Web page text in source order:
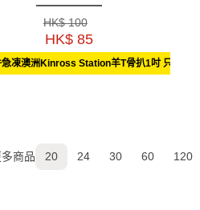
HK$ 100
HK$ 85
凍澳洲Kinross Station羊T骨扒1吋 只售$150
商品 20 24 30 60 120